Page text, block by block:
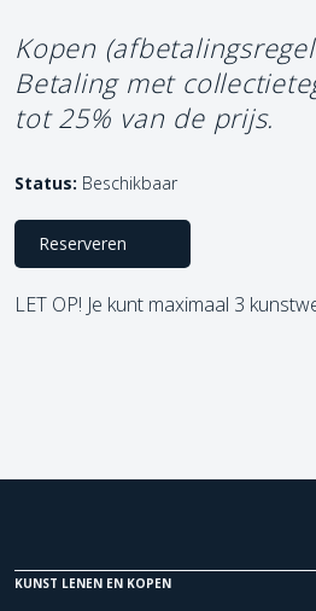
Kopen
Betaling met
tot 25% van de prijs.
Status: Beschikbaar
Reserveren
LET OP! Je kunt maximaal 3
KUNST LENEN EN KOPEN